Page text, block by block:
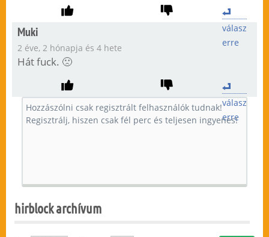
válasz
erre
Muki
2 éve, 2 hónapja és 4 hete
Hát fuck. 🙁
válasz
erre
hirblock archívum